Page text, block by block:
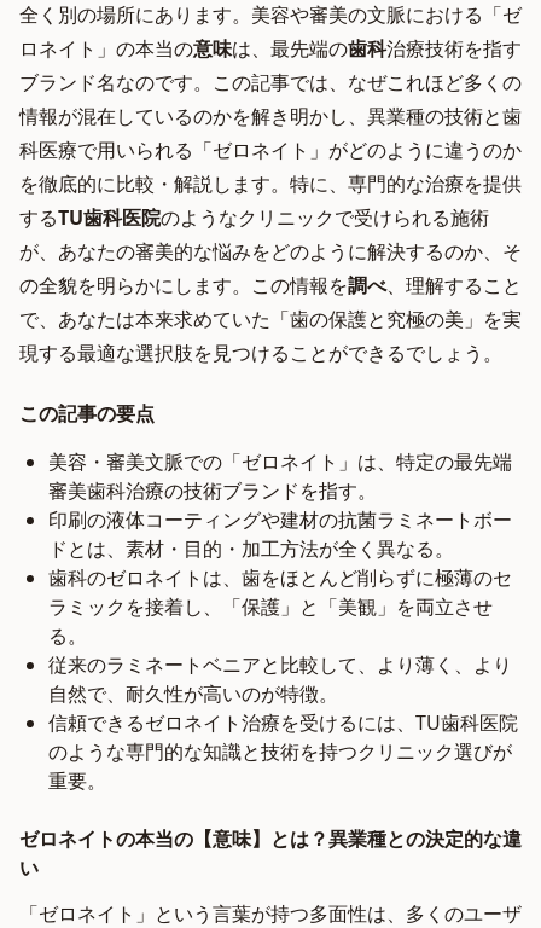
全く別の場所にあります。美容や審美の文脈における「ゼ
ロネイト」の本当の意味は、最先端の歯科治療技術を指す
ブランド名なのです。この記事では、なぜこれほど多くの
情報が混在しているのかを解き明かし、異業種の技術と歯
科医療で用いられる「ゼロネイト」がどのように違うのか
を徹底的に比較・解説します。特に、専門的な治療を提供
するTU歯科医院のようなクリニックで受けられる施術
が、あなたの審美的な悩みをどのように解決するのか、そ
の全貌を明らかにします。この情報を調べ、理解すること
で、あなたは本来求めていた「歯の保護と究極の美」を実
現する最適な選択肢を見つけることができるでしょう。
この記事の要点
美容・審美文脈での「ゼロネイト」は、特定の最先端
審美歯科治療の技術ブランドを指す。
印刷の液体コーティングや建材の抗菌ラミネートボー
ドとは、素材・目的・加工方法が全く異なる。
歯科のゼロネイトは、歯をほとんど削らずに極薄のセ
ラミックを接着し、「保護」と「美観」を両立させ
る。
従来のラミネートベニアと比較して、より薄く、より
自然で、耐久性が高いのが特徴。
信頼できるゼロネイト治療を受けるには、TU歯科医院
のような専門的な知識と技術を持つクリニック選びが
重要。
ゼロネイトの本当の【意味】とは？異業種との決定的な違
い
「ゼロネイト」という言葉が持つ多面性は、多くのユーザ